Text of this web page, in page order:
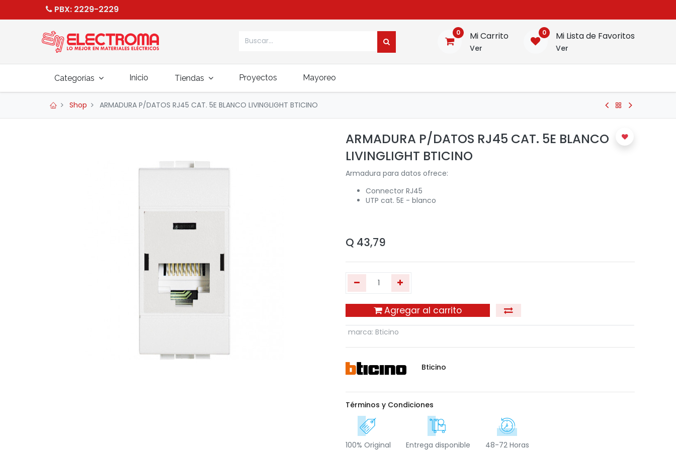
PBX: 2229-2229
0 Mi Carrito
Ver
0 Mi Lista de Favoritos
Ver
Categorías Inicio Tiendas Proyectos Mayoreo
Shop ARMADURA P/DATOS RJ45 CAT. 5E BLANCO LIVINGLIGHT BTICINO
ARMADURA P/DATOS RJ45 CAT. 5E BLANCO
LIVINGLIGHT BTICINO
Armadura para datos ofrece:
Connector RJ45
UTP cat. 5E - blanco
Q 43,79
Agregar al carrito
marca: Bticino
Bticino
Términos y Condiciones
100% Original Entrega disponible 48-72 Horas